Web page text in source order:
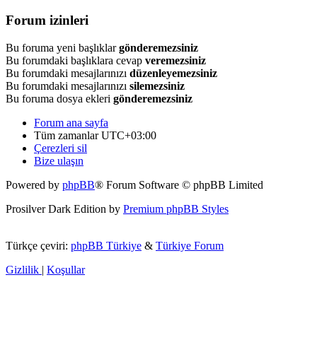
Forum izinleri
Bu foruma yeni başlıklargönderemezsiniz
Bu forumdaki başlıklara cevap veremezsiniz
Bu forumdaki mesajlarınızı düzenleyemezsiniz
Bu forumdaki mesajlarınızı silemezsiniz
Bu foruma dosya ekleri gönderemezsiniz
Forum ana sayfa
Tüm zamanlarUTC+03:00
Çerezleri sil
Bize ulaşın
Powered by phpBB® Forum Software © phpBB Limited
Prosilver Dark Edition by Premium phpBB Styles
Türkçe çeviri: phpBB Türkiye & Türkiye Forum
Gizlilik | Koşullar